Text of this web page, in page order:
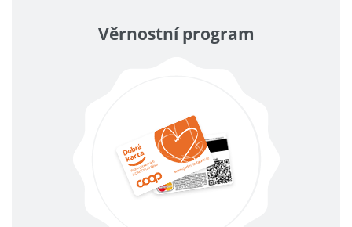
Věrnostní program